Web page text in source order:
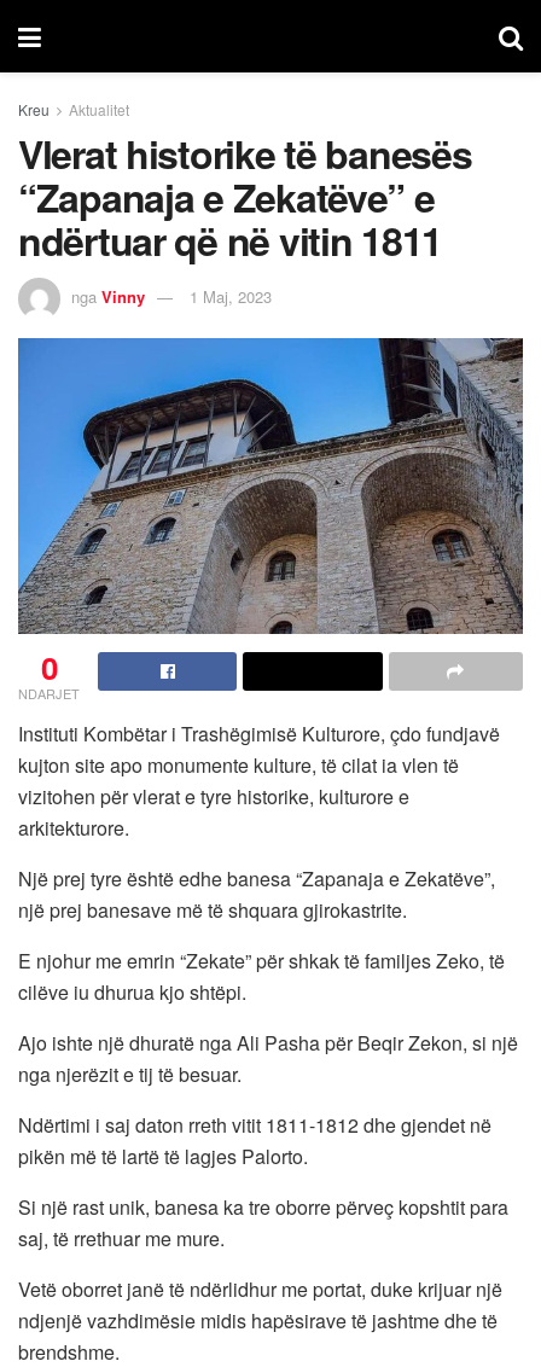
Kreu Aktualitet
Vlerat historike të banesës
“Zapanaja e Zekatëve” e
ndërtuar që në vitin 1811
nga Vinny 1 Maj, 2023
0
NDARJET
Instituti Kombëtar i Trashëgimisë Kulturore, çdo fundjavë
kujton site apo monumente kulture, të cilat ia vlen të
vizitohen për vlerat e tyre historike, kulturore e
arkitekturore.
Një prej tyre është edhe banesa “Zapanaja e Zekatëve”,
një prej banesave më të shquara gjirokastrite.
E njohur me emrin “Zekate” për shkak të familjes Zeko, të
cilëve iu dhurua kjo shtëpi.
Ajo ishte një dhuratë nga Ali Pasha për Beqir Zekon, si një
nga njerëzit e tij të besuar.
Ndërtimi i saj daton rreth vitit 1811-1812 dhe gjendet në
pikën më të lartë të lagjes Palorto.
Si një rast unik, banesa ka tre oborre përveç kopshtit para
saj, të rrethuar me mure.
Vetë oborret janë të ndërlidhur me portat, duke krijuar një
ndjenjë vazhdimësie midis hapësirave të jashtme dhe të
brendshme.